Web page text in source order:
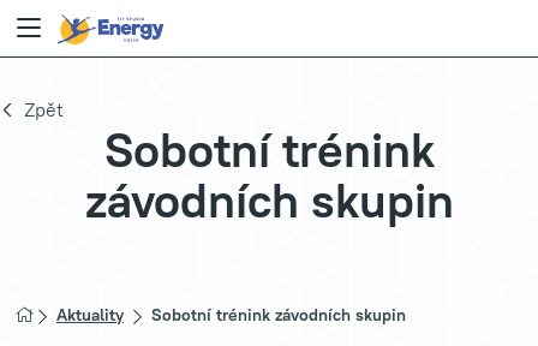
Zpět
Sobotní trénink
závodních skupin
Aktuality Sobotní trénink závodních skupin